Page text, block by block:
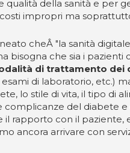
qualità della sanità e per
impropri ma
cheÂ "la sanità
bisogna che sia i
di trattamento dei
di laboratorio, etc.)
lo stile di vita, il tipo di
complicanze del diabete
il rapporto con il paziente,
ancora arrivare con